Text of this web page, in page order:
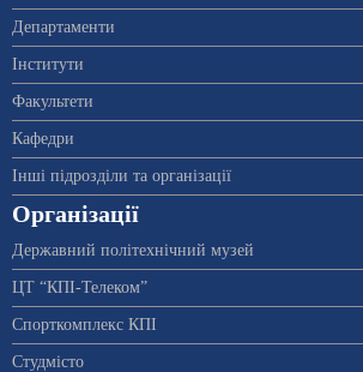
Департаменти
Інститути
Факультети
Кафедри
Інші підрозділи та організації
Організації
Державний політехнічний музей
ЦТ “КПІ-Телеком”
Спорткомплекс КПІ
Студмісто